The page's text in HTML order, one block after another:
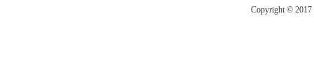
Copyright © 2017